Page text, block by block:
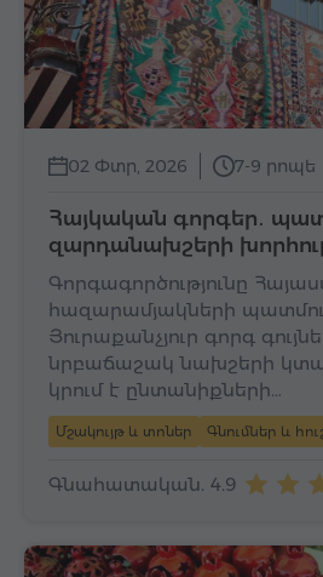
02 Փտր, 2026 7-9 րոպե
Հայկական գորգեր․
զարդանախշերի
Գորգագործությունը
հազարամյակների
Յուրաքանչյուր գորգ
նրբաճաշակ նախշերի
կրում է ընտանիքների…
Մշակույթ և տոներ Գնումներ և
Գնահատական. 4.9